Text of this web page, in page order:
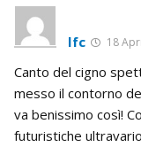
lfc 18
Canto del cigno
messo il contorno
va benissimo così!
futuristiche